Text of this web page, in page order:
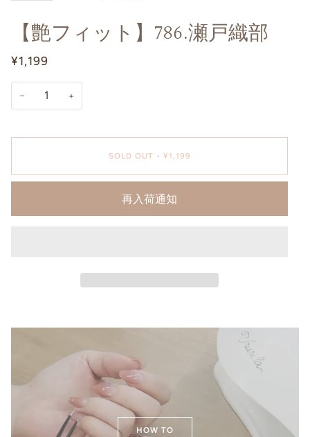
【艶フィット】786.瀬戸織部
¥1,199
− +
SOLD OUT • ¥1,199
再入荷通知
HOW TO